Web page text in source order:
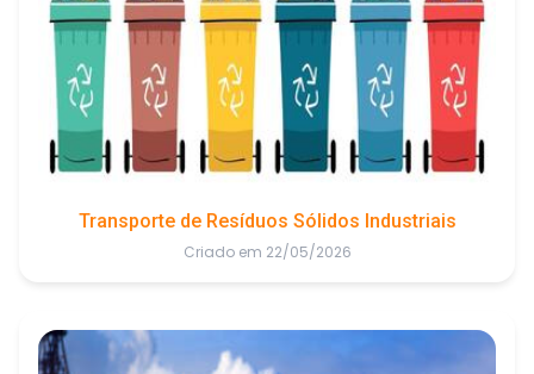
Transporte de Resíduos Sólidos Industriais
Criado em 22/05/2026